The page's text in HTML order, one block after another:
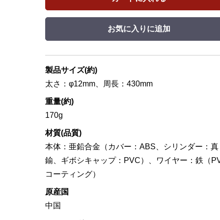
お気に入りに追加
製品サイズ(約)
太さ：φ12mm、周長：430mm
重量(約)
170g
材質(品質)
本体：亜鉛合金（カバー：ABS、シリンダー：真
鍮、ギボシキャップ：PVC）、ワイヤー：鉄（
コーティング）
原産国
中国